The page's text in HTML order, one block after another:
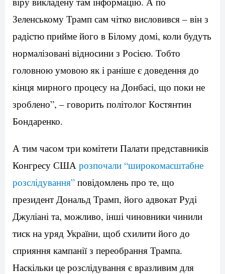
Зеленському Трамп сам чітко висловився – він з
радістю прийме його в Білому домі, коли будуть
нормалізовані відносини з Росією. Тобто
головною умовою як і раніше є доведення до
кінця мирного процесу на Донбасі, що поки не
зроблено”, – говорить політолог Костянтин
Бондаренко.
А тим часом три комітети Палати представників
Конгресу США розпочали “широкомасштабне
розслідування” повідомлень про те, що
президент Дональд Трамп, його адвокат Руді
Джуліані та, можливо, інші чиновники чинили
тиск на уряд України, щоб схилити його до
сприяння кампанії з переобрання Трампа.
Наскільки це розслідування є вразливим для